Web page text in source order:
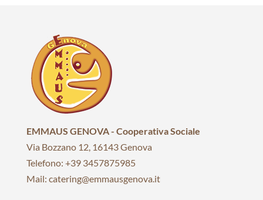
EMMAUS GENOVA - Cooperativa Sociale
Via Bozzano 12, 16143 Genova
Telefono: +39 3457875985
Mail: catering@emmausgenova.it